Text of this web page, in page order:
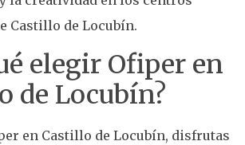
Castillo de Locubín.
elegir Ofiper en
de Locubín?
en Castillo de Locubín, disfrutas